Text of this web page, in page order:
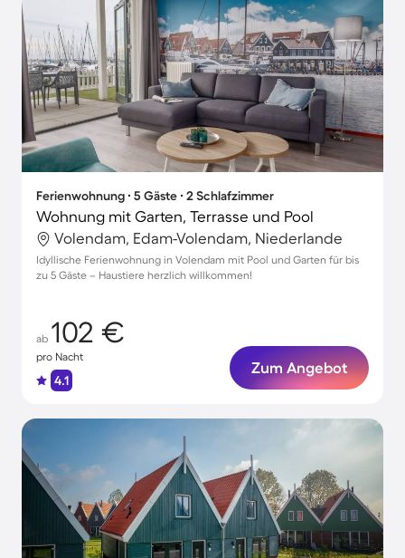
Ferienwohnung ∙ 5 Gäste ∙ 2 Schlafzimmer
Wohnung mit Garten, Terrasse und Pool
Volendam, Edam-Volendam, Niederlande
Idyllische Ferienwohnung in Volendam mit Pool und Garten für bis
zu 5 Gäste – Haustiere herzlich willkommen!
ab 102 €
pro Nacht
4.1
Zum Angebot